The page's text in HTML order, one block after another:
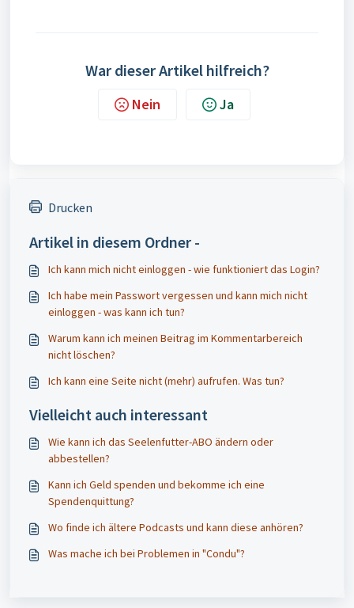
War dieser Artikel hilfreich?
Nein Ja
Drucken
Artikel in diesem Ordner -
Ich kann mich nicht einloggen - wie funktioniert das Login?
Ich habe mein Passwort vergessen und kann mich nicht
einloggen - was kann ich tun?
Warum kann ich meinen Beitrag im Kommentarbereich
nicht löschen?
Ich kann eine Seite nicht (mehr) aufrufen. Was tun?
Vielleicht auch interessant
Wie kann ich das Seelenfutter-ABO ändern oder
abbestellen?
Kann ich Geld spenden und bekomme ich eine
Spendenquittung?
Wo finde ich ältere Podcasts und kann diese anhören?
Was mache ich bei Problemen in "Condu"?